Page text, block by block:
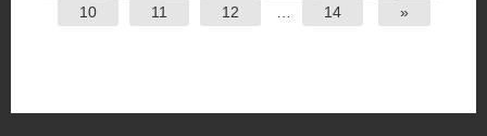
10
11 12 14 »